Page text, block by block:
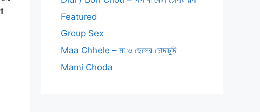
Featured
Group Sex
Maa Chhele – মা ও ছেলের চোদাচুদি
Mami Choda